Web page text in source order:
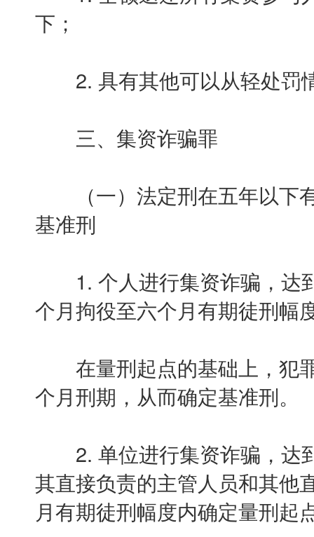
下；
2. 具有其他可以从轻处罚
三、集资诈骗罪
（一）法定刑在五年以下
基准刑
1. 个人进行集资诈骗，达
个月拘役至六个月有期徒刑幅
在量刑起点的基础上，犯
个月刑期，从而确定基准刑。
2. 单位进行集资诈骗，达
其直接负责的主管人员和其他
月有期徒刑幅度内确定量刑起